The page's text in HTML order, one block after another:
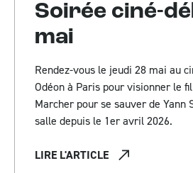
Soirée ciné-
mai
Rendez-vous le jeudi 28 mai au
Odéon à Paris pour visionner le
Marcher pour se sauver de Yann
salle depuis le 1er avril 2026.
LIRE L'ARTICLE